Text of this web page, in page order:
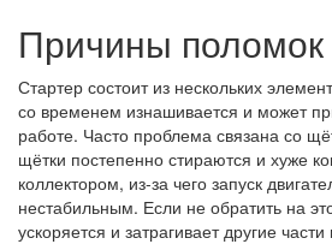
Причины поломок
Стартер состоит из нескольких
со временем изнашивается и может
работе. Часто проблема связана со
щётки постепенно стираются и хуже
коллектором, из-за чего запуск
нестабильным. Если не обратить на
ускоряется и затрагивает другие